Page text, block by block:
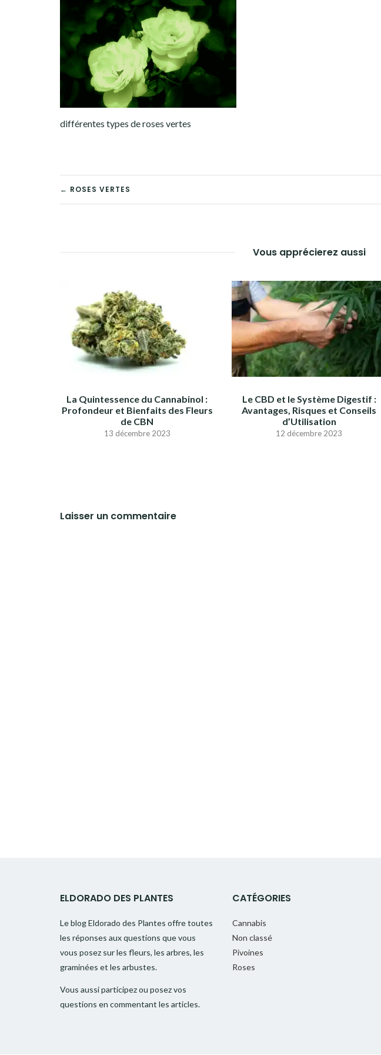
différentes types de roses vertes
NAVIGATION
← ROSES VERTES
Vous apprécierez aussi
La Quintessence du Cannabinol :
Profondeur et Bienfaits des Fleurs
de CBN
13 décembre 2023
Le CBD et le Système Digestif :
Avantages, Risques et Conseils
d’Utilisation
12 décembre 2023
Laisser un commentaire
ELDORADO DES PLANTES
Le blog Eldorado des Plantes offre toutes
les réponses aux questions que vous
vous posez sur les fleurs, les arbres, les
graminées et les arbustes.
Vous aussi participez ou posez vos
questions en commentant les articles.
CATÉGORIES
Cannabis
Non classé
Pivoines
Roses